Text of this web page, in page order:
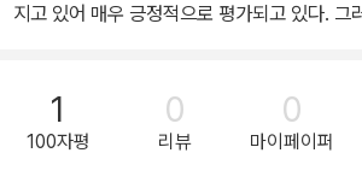
지고 있어 매우 긍정적으로 평가되고 있다. 그
하는 마니아들에게 이미 많이 알려져 있는 자
책이다. 그러나 영국식 영어 표현과 전문용어
1
100자평
0
리뷰
0
마이페이퍼